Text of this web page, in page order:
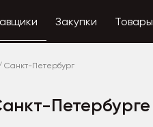
Закупки Товары
Санкт-Петербург
Петербурге